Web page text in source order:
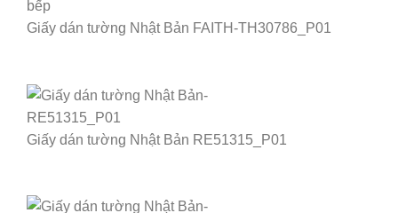
Giấy dán tường Nhật Bản FAITH-TH30786_P01
Giấy dán tường Nhật Bản RE51315_P01